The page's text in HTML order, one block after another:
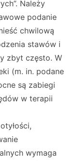
Należy
podanie
chwilową
stawów i
zbyt często. W
(m. in. podane
są zabiegi
w terapii
wymaga